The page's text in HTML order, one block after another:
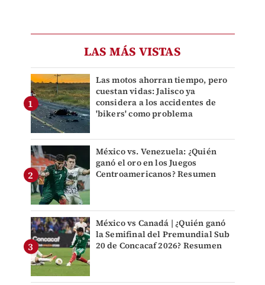
LAS MÁS VISTAS
Las motos ahorran tiempo, pero
cuestan vidas: Jalisco ya
considera a los accidentes de
'bikers' como problema
México vs. Venezuela: ¿Quién
ganó el oro en los Juegos
Centroamericanos? Resumen
México vs Canadá | ¿Quién ganó
la Semifinal del Premundial Sub
20 de Concacaf 2026? Resumen